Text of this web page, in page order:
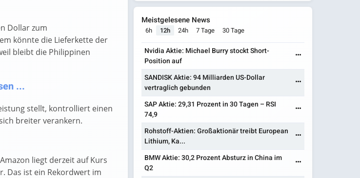
Dollar zum
könnte die Lieferkette der
bleibt die Philippinen
...
stellt, kontrolliert einen
breiter verankern.
liegt derzeit auf Kurs
Das ist ein Rekordwert im
Meistgelesene News
6h 12h 24h 7 Tage 30 Tage
Nvidia Aktie: Michael Burry stockt Short-
Position auf
SANDISK Aktie: 94 Milliarden US-Dollar
vertraglich gebunden
SAP Aktie: 29,31 Prozent in 30 Tagen – RSI
74,9
Rohstoff-Aktien: Großaktionär treibt European
Lithium, Ka...
BMW Aktie: 30,2 Prozent Absturz in China im
Q2